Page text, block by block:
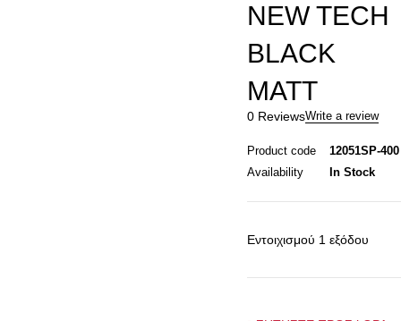
NEW TECH
BLACK
MATT
0 ReviewsWrite a review
Product code
12051SP-400
Availability
In Stock
Εντοιχισμού 1 εξόδου